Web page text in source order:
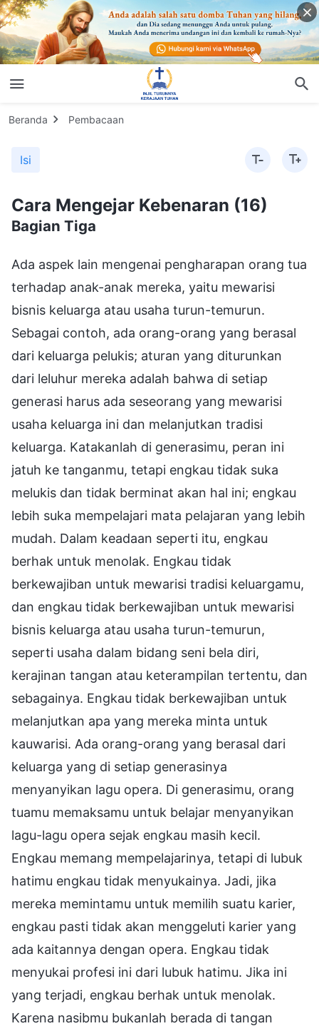
Beranda Pembacaan
Isi
Cara Mengejar Kebenaran (16)
Bagian Tiga
Ada aspek lain mengenai pengharapan orang tua
terhadap anak-anak mereka, yaitu mewarisi
bisnis keluarga atau usaha turun-temurun.
Sebagai contoh, ada orang-orang yang berasal
dari keluarga pelukis; aturan yang diturunkan
dari leluhur mereka adalah bahwa di setiap
generasi harus ada seseorang yang mewarisi
usaha keluarga ini dan melanjutkan tradisi
keluarga. Katakanlah di generasimu, peran ini
jatuh ke tanganmu, tetapi engkau tidak suka
melukis dan tidak berminat akan hal ini; engkau
lebih suka mempelajari mata pelajaran yang lebih
mudah. Dalam keadaan seperti itu, engkau
berhak untuk menolak. Engkau tidak
berkewajiban untuk mewarisi tradisi keluargamu,
dan engkau tidak berkewajiban untuk mewarisi
bisnis keluarga atau usaha turun-temurun,
seperti usaha dalam bidang seni bela diri,
kerajinan tangan atau keterampilan tertentu, dan
sebagainya. Engkau tidak berkewajiban untuk
melanjutkan apa yang mereka minta untuk
kauwarisi. Ada orang-orang yang berasal dari
keluarga yang di setiap generasinya
menyanyikan lagu opera. Di generasimu, orang
tuamu memaksamu untuk belajar menyanyikan
lagu-lagu opera sejak engkau masih kecil.
Engkau memang mempelajarinya, tetapi di lubuk
hatimu engkau tidak menyukainya. Jadi, jika
mereka memintamu untuk memilih suatu karier,
engkau pasti tidak akan menggeluti karier yang
ada kaitannya dengan opera. Engkau tidak
menyukai profesi ini dari lubuk hatimu. Jika ini
yang terjadi, engkau berhak untuk menolak.
Karena nasibmu bukanlah berada di tangan